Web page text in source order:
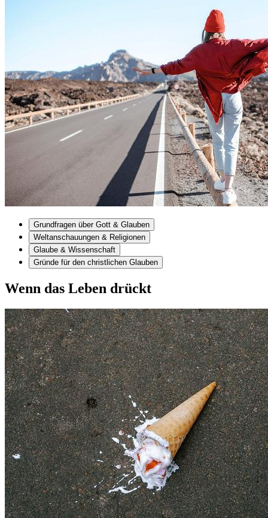
Grundfragen über Gott & Glauben
Weltanschauungen & Religionen
Glaube & Wissenschaft
Gründe für den christlichen Glauben
Wenn das Leben drückt